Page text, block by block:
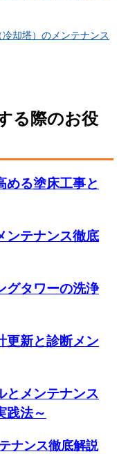
却塔）のメンテナンス
る際のお役
める塗床工事と
ンテナンス徹底
グタワーの洗浄
更新と診断メン
とメンテナンス
践法～
ナンス徹底解説